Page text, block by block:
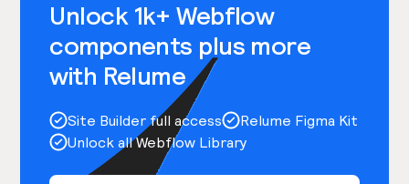
Unlock 1k+ Webflow
components plus more
with Relume
Site Builder full access
Relume Figma Kit
Unlock all Webflow Library